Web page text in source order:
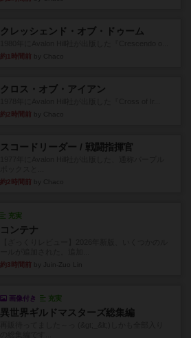
クレッシェンド・オブ・ドゥーム
約1時間前
クロス・オブ・アイアン
約2時間前
スコードリーダー / 戦闘指揮官
約2時間前
充実
コンテナ
約3時間前
画像付き 充実
異世界ギルドマスターズ総集編